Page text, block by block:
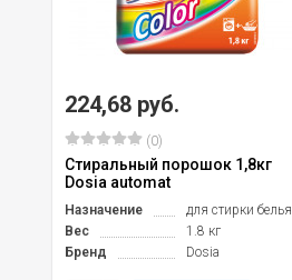
224,68 руб.
(0)
Стиральный порошок 1,8кг
Dosia automat
Назначение
для стирки белья
Вес
1.8 кг
Бренд
Dosia